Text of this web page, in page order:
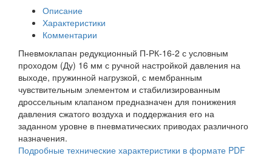
Описание
Характеристики
Комментарии
Пневмоклапан редукционный П-РК-16-2 с условным
проходом (Ду) 16 мм с ручной настройкой давления на
выходе, пружинной нагрузкой, с мембранным
чувствительным элементом и стабилизированным
дроссельным клапаном предназначен для понижения
давления сжатого воздуха и поддержания его на
заданном уровне в пневматических приводах различного
назначения.
Подробные технические характеристики в формате PDF